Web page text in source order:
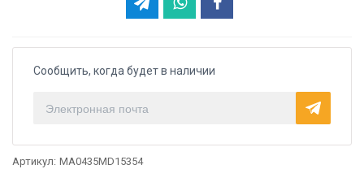
Сообщить, когда будет в наличии
Артикул: MA0435MD15354